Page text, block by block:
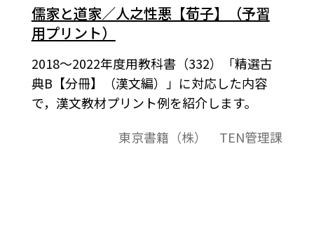
儒家と道家／人之性悪【荀子】（予習
用プリント）
2018～2022年度用教科書（332）「精選古
典B【分冊】（漢文編）」に対応した内容
で，漢文教材プリント例を紹介します。
東京書籍（株） TEN管理課